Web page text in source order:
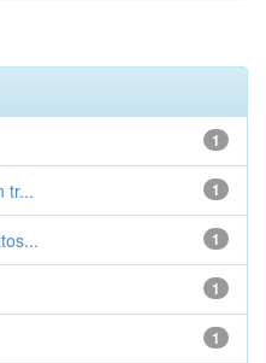
1
1
tr...
1
1
1